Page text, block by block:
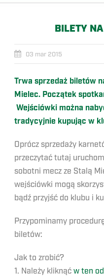
BILETY
03 mar 2015
Trwa sprzedaż biletów
Mielec. Początek
Wejściówki można
tradycyjnie kupując w
Oprócz sprzedaży
przeczytać tutaj
sobotni mecz ze Stalą
wejściówki mogą
bądź przyjść do klubu i
Przypominamy
biletów:
Jak to zrobić?
1. Należy kliknąć w ten